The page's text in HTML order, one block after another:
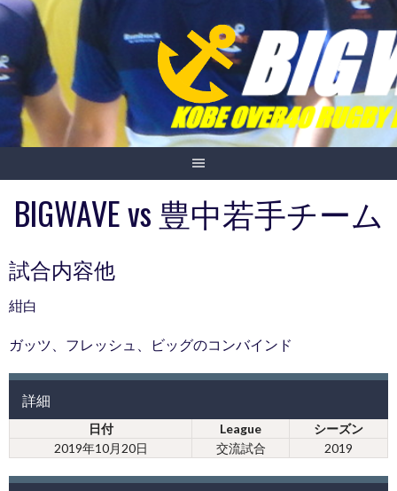
Skip
content
BIGWAVE vs 豊中若手チーム
試合内容他
紺白
ガッツ、フレッシュ、ビッグのコンバインド
詳細
日付 League
シーズン
2019年10月20日
交流試合 2019